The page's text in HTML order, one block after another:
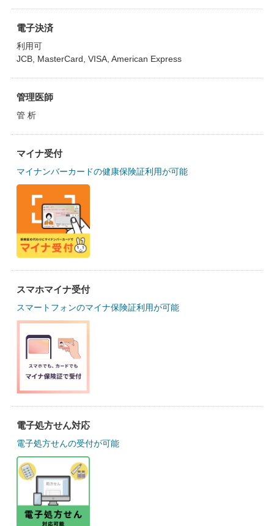
電子決済
利用可
JCB, MasterCard, VISA, American Express
管理医師
管 析
マイナ受付
マイナンバーカードの健康保険証利用が可能
スマホマイナ受付
スマートフォンのマイナ保険証利用が可能
電子処方せん対応
電子処方せんの受付が可能